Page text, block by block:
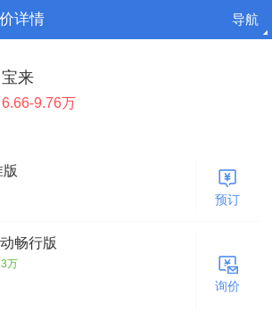
详情 导航
宝来
6.66-9.76万
预订
畅行版
万
询价